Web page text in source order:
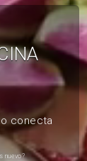
conecta
nuevo?